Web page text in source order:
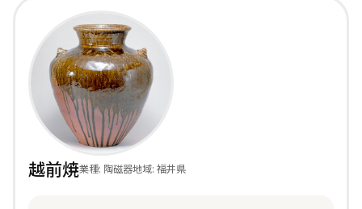
越前焼業種: 陶磁器地域: 福井県